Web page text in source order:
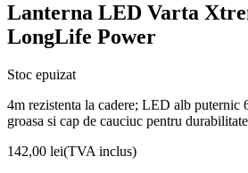
Lanterna LED Varta
LongLife Power
Stoc epuizat
4m rezistenta la cadere; LED alb puternic
groasa si cap de cauciuc pentru
142,00 lei(TVA inclus)